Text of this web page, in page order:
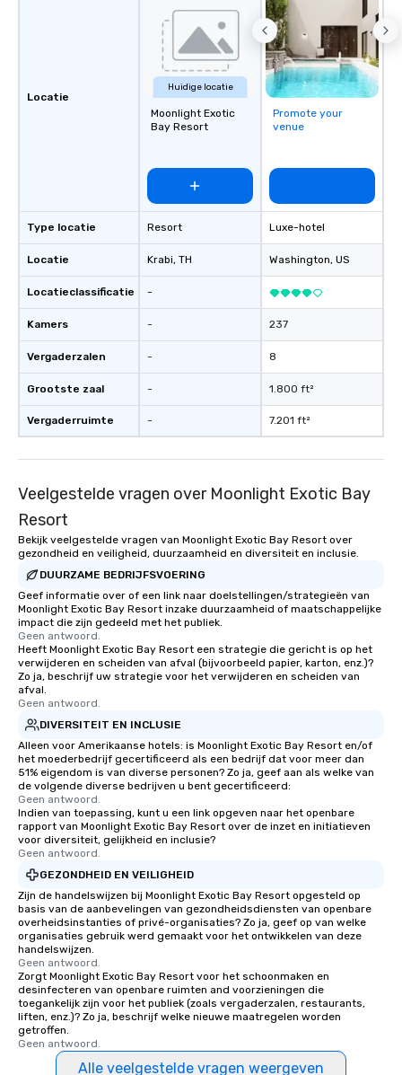
Locatie
Type locatie
Locatie
Locatieclassificatie
Kamers
Vergaderzalen
Grootste zaal
Vergaderruimte
Huidige locatie
Moonlight Exotic
Bay Resort
Resort
Krabi, TH
-
-
-
-
-
Promote your
venue
Luxe-hotel
Washington, US
237
8
1.800 ft²
7.201 ft²
Veelgestelde vragen over Moonlight Exotic Bay
Resort
Bekijk veelgestelde vragen van Moonlight Exotic Bay Resort over
gezondheid en veiligheid, duurzaamheid en diversiteit en inclusie.
DUURZAME BEDRIJFSVOERING
Geef informatie over of een link naar doelstellingen/strategieën van
Moonlight Exotic Bay Resort inzake duurzaamheid of maatschappelijke
impact die zijn gedeeld met het publiek.
Geen antwoord.
Heeft Moonlight Exotic Bay Resort een strategie die gericht is op het
verwijderen en scheiden van afval (bijvoorbeeld papier, karton, enz.)?
Zo ja, beschrijf uw strategie voor het verwijderen en scheiden van
afval.
Geen antwoord.
DIVERSITEIT EN INCLUSIE
Alleen voor Amerikaanse hotels: is Moonlight Exotic Bay Resort en/of
het moederbedrijf gecertificeerd als een bedrijf dat voor meer dan
51% eigendom is van diverse personen? Zo ja, geef aan als welke van
de volgende diverse bedrijven u bent gecertificeerd:
Geen antwoord.
Indien van toepassing, kunt u een link opgeven naar het openbare
rapport van Moonlight Exotic Bay Resort over de inzet en initiatieven
voor diversiteit, gelijkheid en inclusie?
Geen antwoord.
GEZONDHEID EN VEILIGHEID
Zijn de handelswijzen bij Moonlight Exotic Bay Resort opgesteld op
basis van de aanbevelingen van gezondheidsdiensten van openbare
overheidsinstanties of privé-organisaties? Zo ja, geef op van welke
organisaties gebruik werd gemaakt voor het ontwikkelen van deze
handelswijzen.
Geen antwoord.
Zorgt Moonlight Exotic Bay Resort voor het schoonmaken en
desinfecteren van openbare ruimten and voorzieningen die
toegankelijk zijn voor het publiek (zoals vergaderzalen, restaurants,
liften, enz.)? Zo ja, beschrijf welke nieuwe maatregelen worden
getroffen.
Geen antwoord.
Alle veelgestelde vragen weergeven